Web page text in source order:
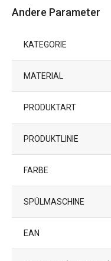
Andere Parameter
KATEGORIE
MATERIAL
PRODUKTART
PRODUKTLINIE
FARBE
SPÜLMASCHINE
EAN